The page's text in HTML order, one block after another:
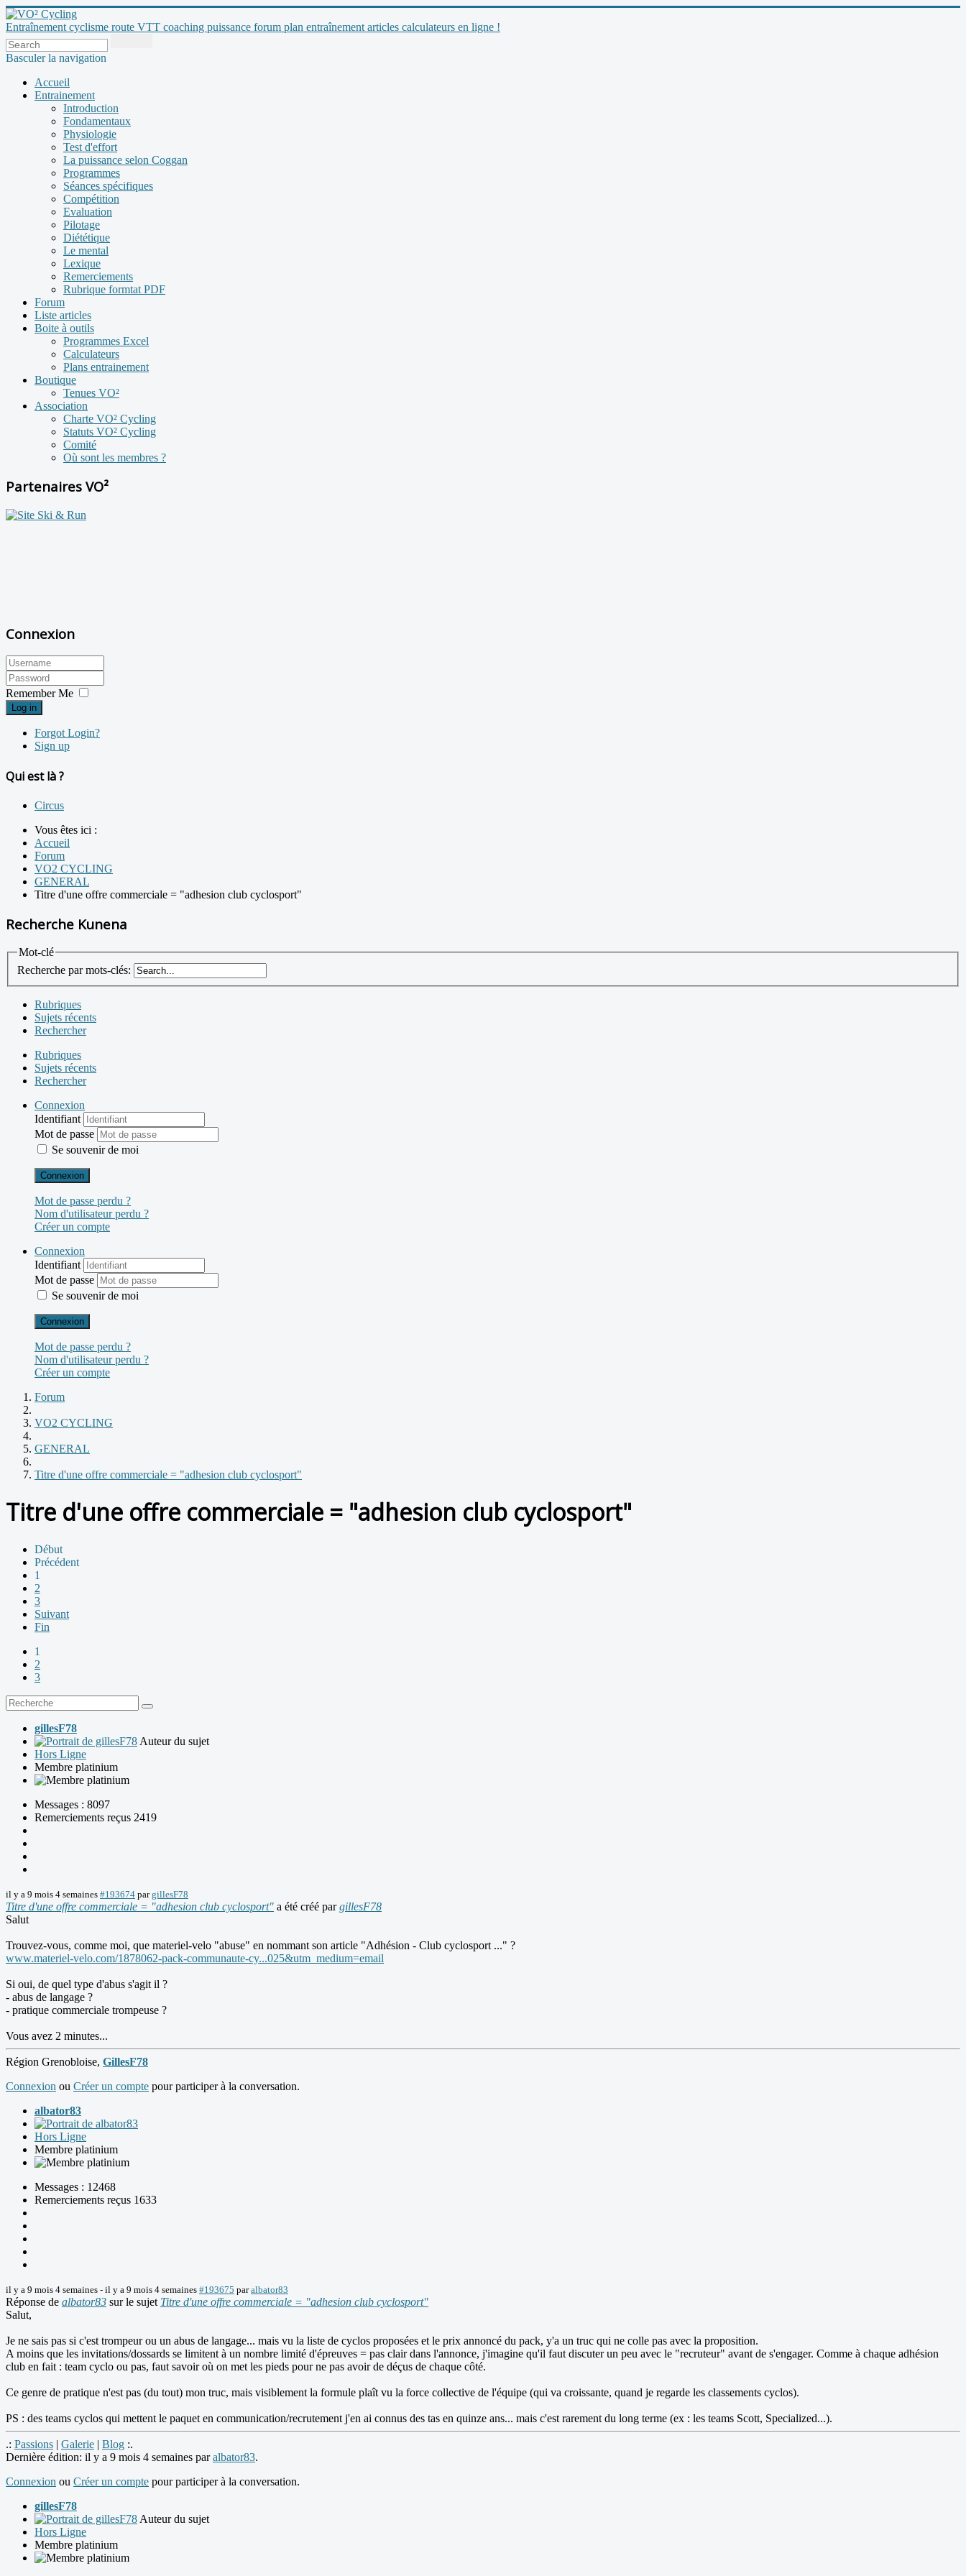
Entraînement cyclisme route VTT coaching puissance forum plan entraînement articles calculateurs en ligne !
Basculer la navigation
Accueil
Entrainement
Introduction
Fondamentaux
Physiologie
Test d'effort
La puissance selon Coggan
Programmes
Séances spécifiques
Compétition
Evaluation
Pilotage
Diététique
Le mental
Lexique
Remerciements
Rubrique formtat PDF
Forum
Liste articles
Boite à outils
Programmes Excel
Calculateurs
Plans entrainement
Boutique
Tenues VO²
Association
Charte VO² Cycling
Statuts VO² Cycling
Comité
Où sont les membres ?
Partenaires VO²
Connexion
Remember Me
Log in
Forgot Login?
Sign up
Qui est là ?
Circus
Vous êtes ici :
Accueil
Forum
VO2 CYCLING
GENERAL
Titre d'une offre commerciale = "adhesion club cyclosport"
Recherche Kunena
Mot-clé
Recherche par mots-clés:
Rubriques
Sujets récents
Rechercher
Rubriques
Sujets récents
Rechercher
Connexion
Identifiant
Mot de passe
Se souvenir de moi
Connexion
Mot de passe perdu ?
Nom d'utilisateur perdu ?
Créer un compte
Connexion
Identifiant
Mot de passe
Se souvenir de moi
Connexion
Mot de passe perdu ?
Nom d'utilisateur perdu ?
Créer un compte
Forum
VO2 CYCLING
GENERAL
Titre d'une offre commerciale = "adhesion club cyclosport"
Titre d'une offre commerciale = "adhesion club cyclosport"
Début
Précédent
1
2
3
Suivant
Fin
1
2
3
gillesF78
Auteur du sujet
Hors Ligne
Membre platinium
Messages : 8097
Remerciements reçus 2419
il y a 9 mois 4 semaines #193674 pargillesF78
Titre d'une offre commerciale = "adhesion club cyclosport" a été créé pargillesF78
Salut
Trouvez-vous, comme moi, que materiel-velo "abuse" en nommant son article "Adhésion - Club cyclosport ..." ?
www.materiel-velo.com/1878062-pack-communaute-cy...025&utm_medium=email
Si oui, de quel type d'abus s'agit il ?
- abus de langage ?
- pratique commerciale trompeuse ?
Vous avez 2 minutes...
Région Grenobloise, GillesF78
Connexion ou Créer un compte pour participer à la conversation.
albator83
Hors Ligne
Membre platinium
Messages : 12468
Remerciements reçus 1633
il y a 9 mois 4 semaines - il y a 9 mois 4 semaines #193675 paralbator83
Réponse de albator83 sur le sujet Titre d'une offre commerciale = "adhesion club cyclosport"
Salut,
Je ne sais pas si c'est trompeur ou un abus de langage... mais vu la liste de cyclos proposées et le prix annoncé du pack, y'a un truc qui ne colle pas avec la proposition.
A moins que les invitations/dossards se limitent à un nombre limité d'épreuves = pas clair dans l'annonce, j'imagine qu'il faut discuter un peu avec le "recruteur" avant de s'engager. Comme à chaque adhésion
club en fait : team cyclo ou pas, faut savoir où on met les pieds pour ne pas avoir de déçus de chaque côté.
Ce genre de pratique n'est pas (du tout) mon truc, mais visiblement la formule plaît vu la force collective de l'équipe (qui va croissante, quand je regarde les classements cyclos).
PS : des teams cyclos qui mettent le paquet en communication/recrutement j'en ai connus des tas en quinze ans... mais c'est rarement du long terme (ex : les teams Scott, Specialized...).
.: Passions | Galerie | Blog :.
Dernière édition: il y a 9 mois 4 semaines paralbator83.
Connexion ou Créer un compte pour participer à la conversation.
gillesF78
Auteur du sujet
Hors Ligne
Membre platinium